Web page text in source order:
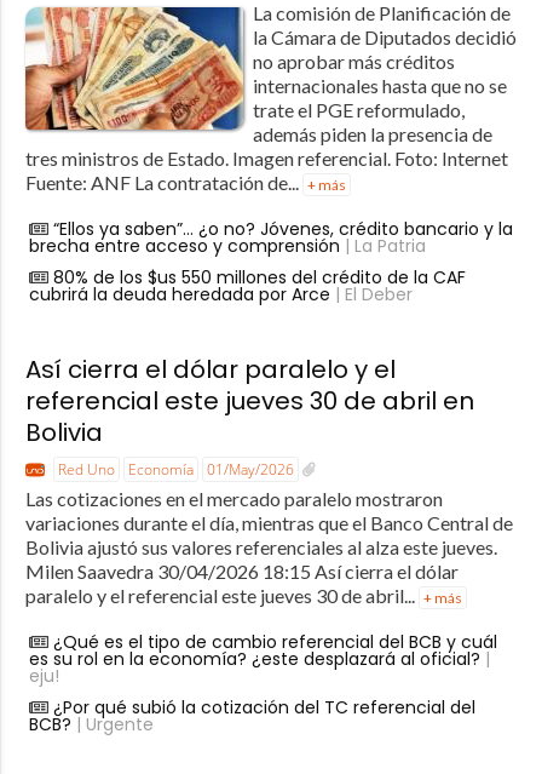
La comisión de Planificación de
la Cámara de Diputados decidió
no aprobar más créditos
internacionales hasta que no se
trate el PGE reformulado,
además piden la presencia de
tres ministros de Estado. Imagen referencial. Foto: Internet
Fuente: ANF La contratación de... + más
“Ellos ya saben”… ¿o no? Jóvenes, crédito bancario y la
brecha entre acceso y comprensión | La Patria
80% de los $us 550 millones del crédito de la CAF
cubrirá la deuda heredada por Arce | El Deber
Así cierra el dólar paralelo y el
referencial este jueves 30 de abril en
Bolivia
Red Uno Economía 01/May/2026
Las cotizaciones en el mercado paralelo mostraron
variaciones durante el día, mientras que el Banco Central de
Bolivia ajustó sus valores referenciales al alza este jueves.
Milen Saavedra 30/04/2026 18:15 Así cierra el dólar
paralelo y el referencial este jueves 30 de abril... + más
¿Qué es el tipo de cambio referencial del BCB y cuál
es su rol en la economía? ¿este desplazará al oficial? |
eju!
¿Por qué subió la cotización del TC referencial del
BCB? | Urgente